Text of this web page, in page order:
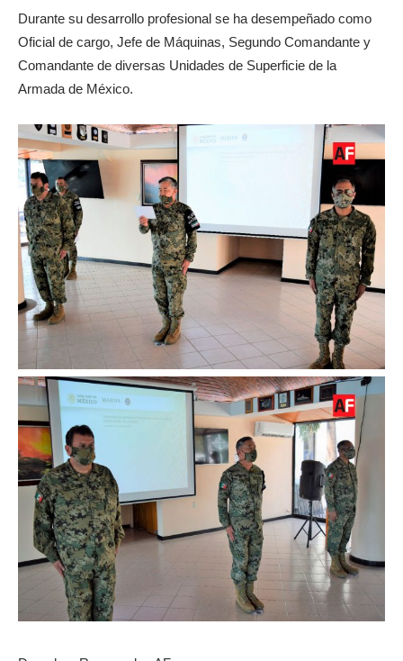
Durante su desarrollo profesional se ha desempeñado como
Oficial de cargo, Jefe de Máquinas, Segundo Comandante y
Comandante de diversas Unidades de Superficie de la
Armada de México.